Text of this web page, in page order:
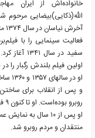
آخرش نیاسان در سال ۱۳۷۴ متولد شد و مادرش نیره موافق در سال ۱۳۸۰ وفات یافت.‏
فعالیت سینمایی را با
او
و پس از انقلاب برای
منتقدان و مردم روبرو شد.